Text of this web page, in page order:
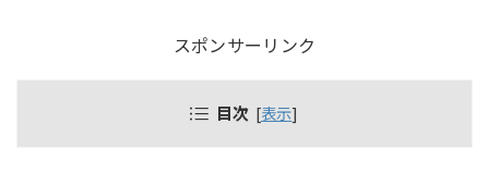
スポンサーリンク
目次 [表示]